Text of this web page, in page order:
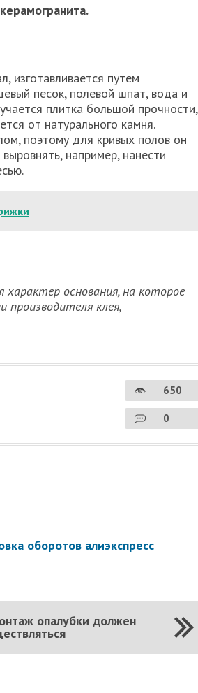
изготавливается путем
песок, полевой шпат, вода и
плитка большой прочности,
от натурального камня.
поэтому для кривых полов он
например, нанести
основания, на которое
клея,
650
0
оборотов алиэкспресс
опалубки должен